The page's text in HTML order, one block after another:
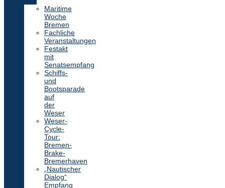
Maritime
Woche
Bremen
Fachliche
Veranstaltungen
Festakt
mit
Senatsempfang
Schiffs-
und
Bootsparade
auf
der
Weser
Weser-
Cycle-
Tour:
Bremen-
Brake-
Bremerhaven
„Nautischer
Dialog“
Empfang